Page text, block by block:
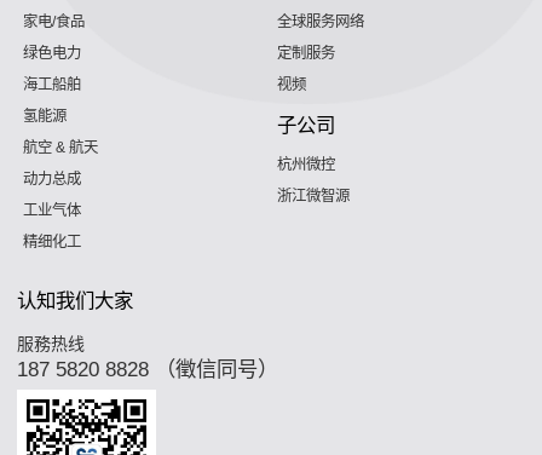
家电/食品
绿色电力
海工船舶
氢能源
航空 & 航天
动力总成
工业气体
精细化工
全球服务网络
定制服务
视频
子公司
杭州微控
浙江微智源
认知我们大家
服務热线
187 5820 8828 （徵信同号）